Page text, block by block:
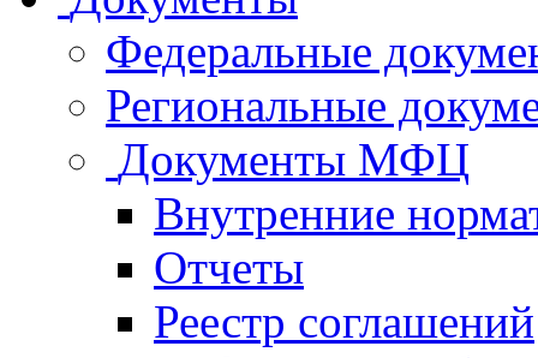
Федеральные
Региональные
Документы МФЦ
Внутренние
Отчеты
Реестр соглашений